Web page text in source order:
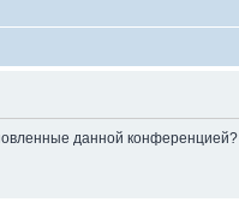
данной конференцией?